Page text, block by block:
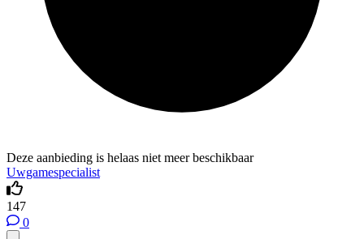
Deze aanbieding is helaas niet meer beschikbaar
Uwgamespecialist
147
0